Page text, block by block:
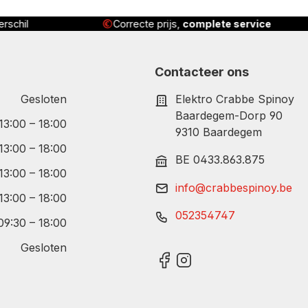
Correcte prijs, complete service
Gesloten
– 18:00
– 18:00
– 18:00
– 18:00
– 18:00
Gesloten
Contacteer ons
Elektro Crabbe Spinoy
Baardegem-Dorp 90
9310 Baardegem
BE 0433.863.875
info@crabbespinoy.be
052354747